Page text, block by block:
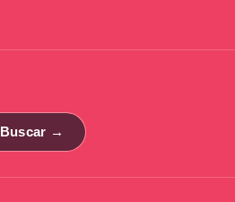
Buscar →